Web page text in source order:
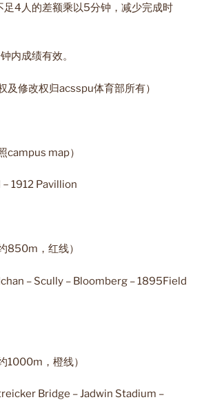
足4人的差额乘以5分钟，减少完成时
内成绩有效。
及修改权归acsspu体育部所有）
campus map）
1912 Pavillion
850m，红线）
– Scully – Bloomberg – 1895Field
1000m，橙线）
Bridge – Jadwin Stadium –